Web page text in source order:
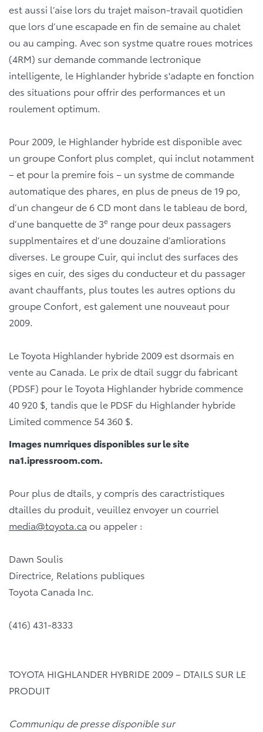
est aussi l’aise lors du trajet maison-travail quotidien
que lors d’une escapade en fin de semaine au chalet
ou au camping. Avec son systme quatre roues motrices
(4RM) sur demande commande lectronique
intelligente, le Highlander hybride s'adapte en fonction
des situations pour offrir des performances et un
roulement optimum.
Pour 2009, le Highlander hybride est disponible avec
un groupe Confort plus complet, qui inclut notamment
– et pour la premire fois – un systme de commande
automatique des phares, en plus de pneus de 19 po,
d’un changeur de 6 CD mont dans le tableau de bord,
d’une banquette de 3e range pour deux passagers
supplmentaires et d’une douzaine d’amliorations
diverses. Le groupe Cuir, qui inclut des surfaces des
siges en cuir, des siges du conducteur et du passager
avant chauffants, plus toutes les autres options du
groupe Confort, est galement une nouveaut pour
2009.
Le Toyota Highlander hybride 2009 est dsormais en
vente au Canada. Le prix de dtail suggr du fabricant
(PDSF) pour le Toyota Highlander hybride commence
40 920 $, tandis que le PDSF du Highlander hybride
Limited commence 54 360 $.
Images numriques disponibles sur le site
na1.ipressroom.com.
Pour plus de dtails, y compris des caractristiques
dtailles du produit, veuillez envoyer un courriel
media@toyota.ca ou appeler :
Dawn Soulis
Directrice, Relations publiques
Toyota Canada Inc.
(416) 431-8333
TOYOTA HIGHLANDER HYBRIDE 2009 – DTAILS SUR LE
PRODUIT
Communiqu de presse disponible sur